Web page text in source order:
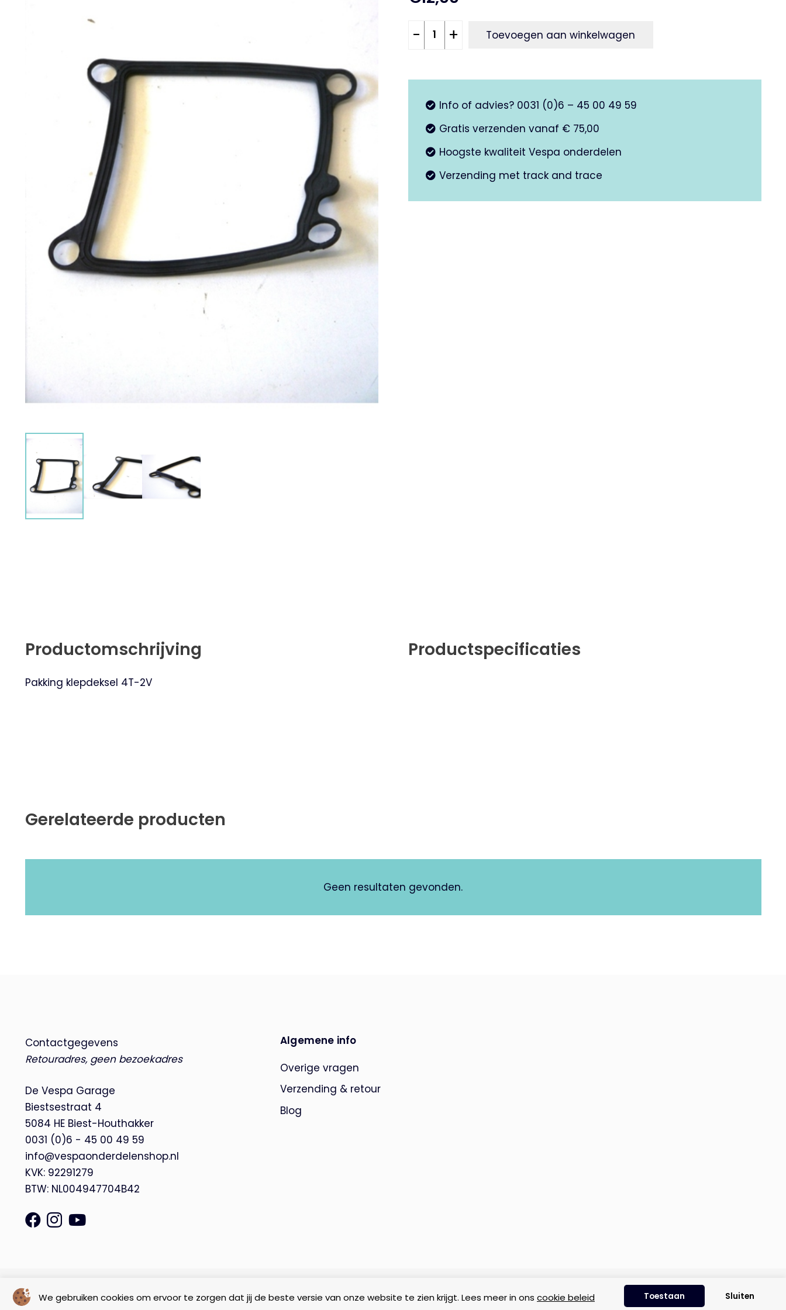
We gebruiken cookies om ervoor te zorgen dat jij de beste versie van onze website te zien krijgt. Lees meer in ons cookie beleid Toestaan Sluiten
Pakking
2V
- + Toevoegen aan winkelwagen
Info of advies? 0031 (0)6 – 45 00 49 59
Gratis verzenden vanaf € 75,00
Hoogste kwaliteit Vespa onderdelen
Verzending met track and trace
Productomschrijving
Pakking klepdeksel 4T-2V
Productspecificaties
Gerelateerde producten
Geen resultaten gevonden.
Contactgegevens
Retouradres, geen bezoekadres
De Vespa Garage
Biestsestraat 4
5084 HE Biest-Houthakker
0031 (0)6 - 45 00 49 59
info@vespaonderdelenshop.nl
KVK: 92291279
BTW: NL004947704B42
Algemene info
Overige vragen
Verzending & retour
Blog
© Copyright 2026 – De Vespa Garage | Privacyverklaring Cookie beleid